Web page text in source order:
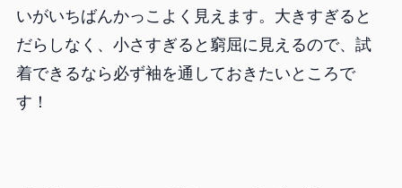
いがいちばんかっこよく見えます。大きすぎると
だらしなく、小さすぎると窮屈に見えるので、試
着できるなら必ず袖を通しておきたいところで
す！